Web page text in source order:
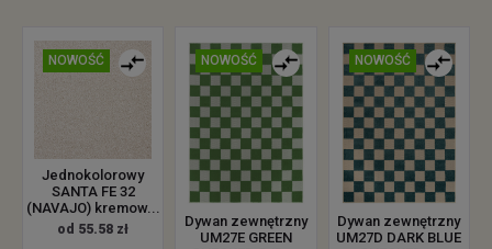
NOWOŚĆ
Jednokolorowy
SANTA FE 32
(NAVAJO) kremow...
od 55.58 zł
NOWOŚĆ
Dywan zewnętrzny
UM27E GREEN
NOWOŚĆ
Dywan zewnętrzny
UM27D DARK BLUE